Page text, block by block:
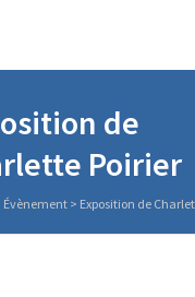
de
Poirier
Évènement > Exposition de